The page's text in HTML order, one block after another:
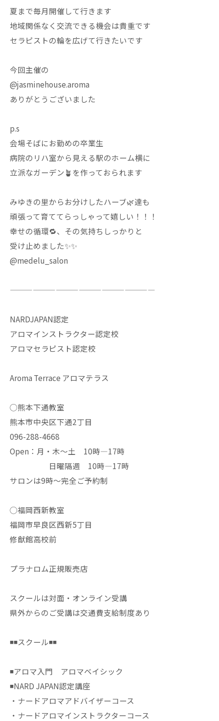
夏まで毎月開催して行きます
地域関係なく交流できる機会は貴重です
セラピストの輪を広げて行きたいです
今回主催の
@jasminehouse.aroma
ありがとうございました
p.s
会場そばにお勤めの卒業生
病院のリハ室から見える駅のホーム横に
立派なガーデン🪴を作っておられます
みゆきの里からお分けしたハーブ🌿達も
頑張って育ててらっしゃって嬉しい！！！
幸せの循環🔁、その気持ちしっかりと
受け止めました✨✨
@medelu_salon
———————————————————
NARDJAPAN認定
アロマインストラクター認定校
アロマセラピスト認定校
Aroma Terrace アロマテラス
◯熊本下通教室
熊本市中央区下通2丁目
096-288-4668
Open：月・木〜土 10時—17時
日曜隔週 10時—17時
サロンは9時〜完全ご予約制
◯福岡西新教室
福岡市早良区西新5丁目
修猷館高校前
プラナロム正規販売店
スクールは対面・オンライン受講
県外からのご受講は交通費支給制度あり
◾️◾️スクール◾️◾️
◾️アロマ入門 アロマベイシック
◾️NARD JAPAN認定講座
・ナードアロマアドバイザーコース
・ナードアロマインストラクターコース